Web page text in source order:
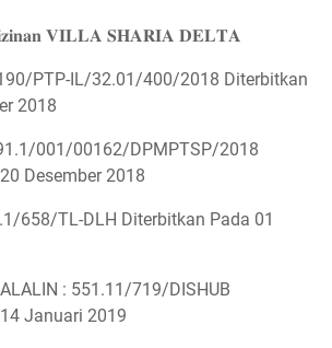
𝐕𝐈𝐋𝐋𝐀 𝐒𝐇𝐀𝐑𝐈𝐀 𝐃𝐄𝐋𝐓𝐀
190/PTP-IL/32.01/400/2018 Diterbitkan
2018
001/00162/DPMPTSP/2018
Desember 2018
658/TL-DLH Diterbitkan Pada 01
: 551.11/719/DISHUB
Januari 2019